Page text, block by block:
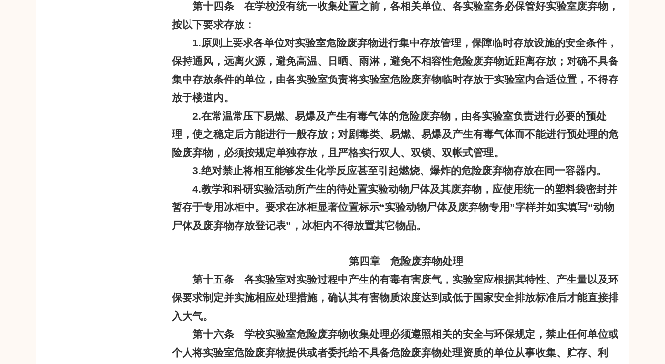
第十四条 在学校没有统一收集处置之前，各相关单位、各实验室务必保管好实验室废弃物，
按以下要求存放：
1.原则上要求各单位对实验室危险废弃物进行集中存放管理，保障临时存放设施的安全条件，
保持通风，远离火源，避免高温、日晒、雨淋，避免不相容性危险废弃物近距离存放；对确不具备
集中存放条件的单位，由各实验室负责将实验室危险废弃物临时存放于实验室内合适位置，不得存
放于楼道内。
2.在常温常压下易燃、易爆及产生有毒气体的危险废弃物，由各实验室负责进行必要的预处
理，使之稳定后方能进行一般存放；对剧毒类、易燃、易爆及产生有毒气体而不能进行预处理的危
险废弃物，必须按规定单独存放，且严格实行双人、双锁、双帐式管理。
3.绝对禁止将相互能够发生化学反应甚至引起燃烧、爆炸的危险废弃物存放在同一容器内。
4.教学和科研实验活动所产生的待处置实验动物尸体及其废弃物，应使用统一的塑料袋密封并
暂存于专用冰柜中。要求在冰柜显著位置标示“实验动物尸体及废弃物专用”字样并如实填写“动物
尸体及废弃物存放登记表” ，冰柜内不得放置其它物品。
第四章 危险废弃物处理
第十五条 各实验室对实验过程中产生的有毒有害废气，实验室应根据其特性、产生量以及环
保要求制定并实施相应处理措施，确认其有害物质浓度达到或低于国家安全排放标准后才能直接排
入大气。
第十六条 学校实验室危险废弃物收集处理必须遵照相关的安全与环保规定，禁止任何单位或
个人将实验室危险废弃物提供或者委托给不具备危险废弃物处理资质的单位从事收集、贮存、利